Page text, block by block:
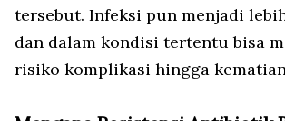
tersebut. Infeksi pun menjadi
dan dalam kondisi tertentu bisa
risiko komplikasi hingga